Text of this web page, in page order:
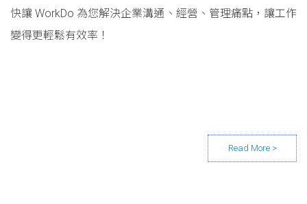
快讓 WorkDo 為您解決企業溝通、經營、管理痛點，讓工作
變得更輕鬆有效率！